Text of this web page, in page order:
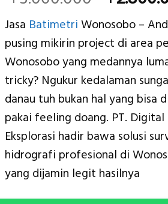
price
was:
Jasa Batimetri Wonosobo –
pusing mikirin project di area
Wonosobo yang medannya
tricky? Ngukur kedalaman
danau tuh bukan hal yang bisa
pakai feeling doang. PT. Digital
Eksplorasi hadir bawa solusi
hidrografi profesional di
yang dijamin legit hasilnya